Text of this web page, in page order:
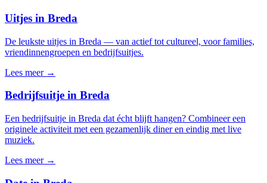
Uitjes in Breda
De leukste uitjes in Breda — van actief tot cultureel, voor families,
vriendinnengroepen en bedrijfsuitjes.
Lees meer →
Bedrijfsuitje in Breda
Een bedrijfsuitje in Breda dat écht blijft hangen? Combineer een
originele activiteit met een gezamenlijk diner en eindig met live
muziek.
Lees meer →